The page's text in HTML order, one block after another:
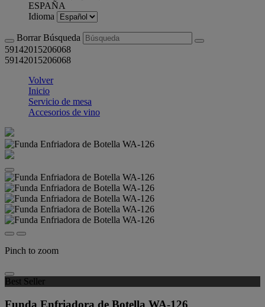
ESPAÑA
Idioma
Borrar Búsqueda
59142015206068
59142015206068
Volver
Inicio
Servicio de mesa
Accesorios de vino
Pinch to zoom
Best Seller
Funda Enfriadora de Botella WA-126